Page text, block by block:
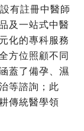
有註冊中醫師
及一站式中醫
化的專科服務
方位照顧不同
蓋了備孕、濕
等諮詢；此
傳統醫學領